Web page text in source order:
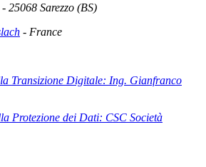
25068 Sarezzo (BS)
- France
Transizione Digitale: Ing. Gianfranco
Protezione dei Dati: CSC Società